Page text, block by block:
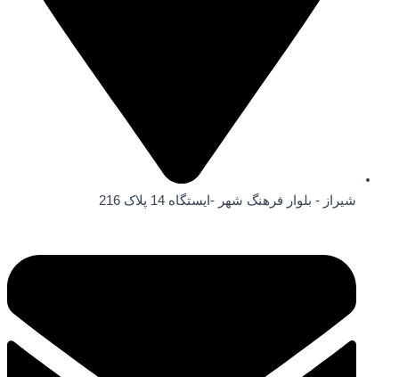
شیراز - بلوار فرهنگ شهر -ایستگاه 14 پلاک 216